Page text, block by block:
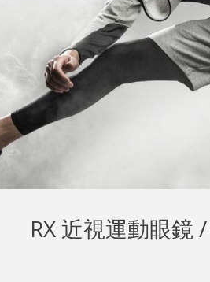
RX 近視運動眼鏡